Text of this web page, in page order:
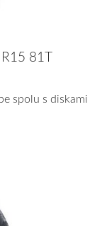
81T
spolu s diskami